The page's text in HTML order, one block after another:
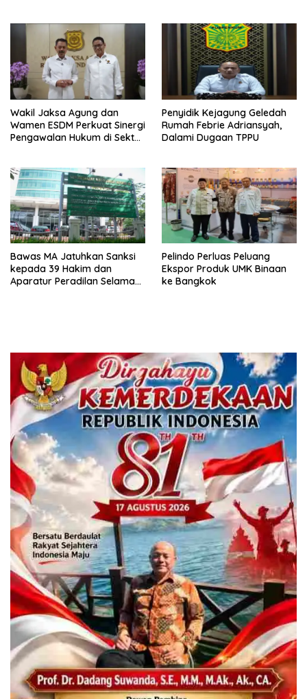
Wakil Jaksa Agung dan
Wamen ESDM Perkuat Sinergi
Pengawalan Hukum di Sektor
Penyidik Kejagung Geledah
Rumah Febrie Adriansyah,
Dalami Dugaan TPPU
Bawas MA Jatuhkan Sanksi
kepada 39 Hakim dan
Aparatur Peradilan Selama
Pelindo Perluas Peluang
Ekspor Produk UMK Binaan
ke Bangkok